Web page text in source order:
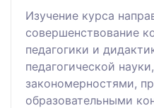
Изучение курса
совершенствование
педагогики и
педагогической
закономерностями,
образовательными